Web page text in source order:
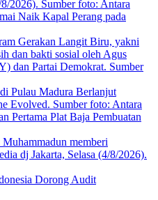
Naik Kapal Perang pada
Pulau Madura Berlanjut
Pertama Plat Baja Pembuatan
Dorong Audit